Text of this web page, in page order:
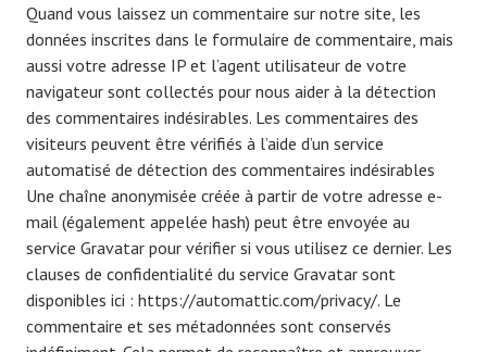
Quand vous laissez un commentaire sur notre site, les
données inscrites dans le formulaire de commentaire, mais
aussi votre adresse IP et l’agent utilisateur de votre
navigateur sont collectés pour nous aider à la détection
des commentaires indésirables. Les commentaires des
visiteurs peuvent être vérifiés à l’aide d’un service
automatisé de détection des commentaires indésirables
Une chaîne anonymisée créée à partir de votre adresse e-
mail (également appelée hash) peut être envoyée au
service Gravatar pour vérifier si vous utilisez ce dernier. Les
clauses de confidentialité du service Gravatar sont
disponibles ici : https://automattic.com/privacy/. Le
commentaire et ses métadonnées sont conservés